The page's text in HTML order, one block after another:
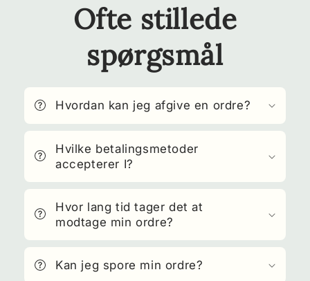
Ofte stillede
spørgsmål
Hvordan kan jeg afgive en ordre?
Hvilke betalingsmetoder
accepterer I?
Hvor lang tid tager det at
modtage min ordre?
Kan jeg spore min ordre?